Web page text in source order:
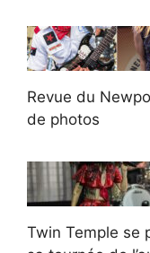
Revue du
de photos
Twin Temple se